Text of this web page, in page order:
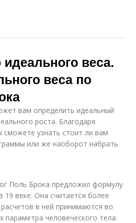
веса.
веса по
вам определить идеальный
роста. Благодаря
узнать стоит ли вам
или же наоборот набрать
Поль Брока предложил формулу
19 веке. Она считается более
в ней принимаются во
параметра человеческого тела: